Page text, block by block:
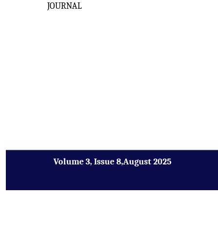
Volume 3, Issue 8,August 2025
JOURNAL